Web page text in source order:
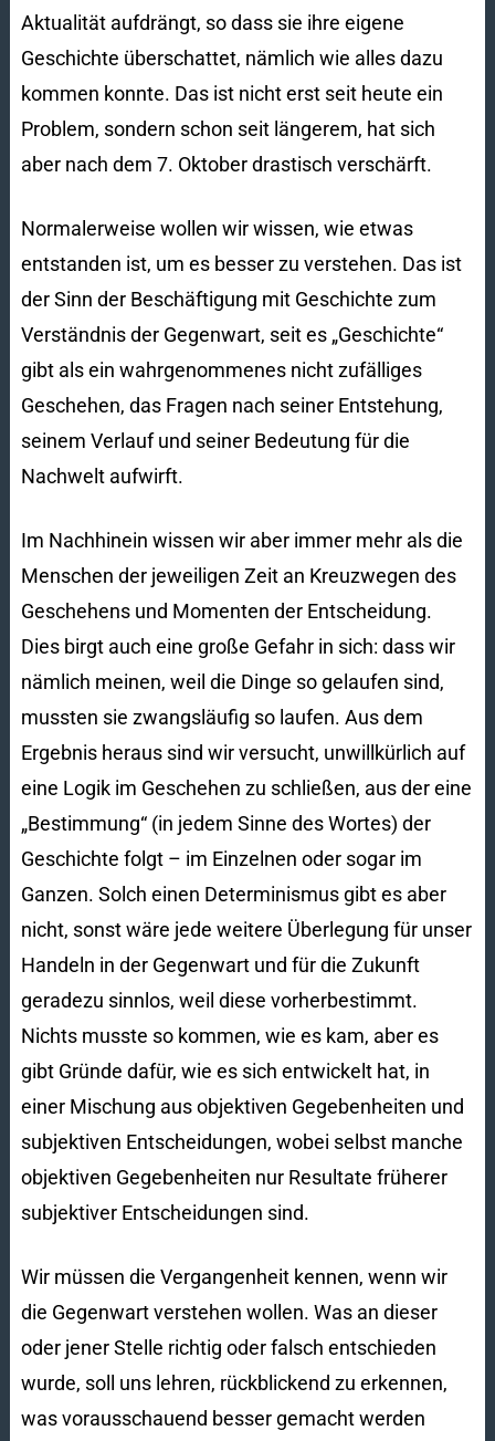
Aktualität aufdrängt, so dass sie ihre eigene
Geschichte überschattet, nämlich wie alles dazu
kommen konnte. Das ist nicht erst seit heute ein
Problem, sondern schon seit längerem, hat sich
aber nach dem 7. Oktober drastisch verschärft.
Normalerweise wollen wir wissen, wie etwas
entstanden ist, um es besser zu verstehen. Das ist
der Sinn der Beschäftigung mit Geschichte zum
Verständnis der Gegenwart, seit es „Geschichte“
gibt als ein wahrgenommenes nicht zufälliges
Geschehen, das Fragen nach seiner Entstehung,
seinem Verlauf und seiner Bedeutung für die
Nachwelt aufwirft.
Im Nachhinein wissen wir aber immer mehr als die
Menschen der jeweiligen Zeit an Kreuzwegen des
Geschehens und Momenten der Entscheidung.
Dies birgt auch eine große Gefahr in sich: dass wir
nämlich meinen, weil die Dinge so gelaufen sind,
mussten sie zwangsläufig so laufen. Aus dem
Ergebnis heraus sind wir versucht, unwillkürlich auf
eine Logik im Geschehen zu schließen, aus der eine
„Bestimmung“ (in jedem Sinne des Wortes) der
Geschichte folgt – im Einzelnen oder sogar im
Ganzen. Solch einen Determinismus gibt es aber
nicht, sonst wäre jede weitere Überlegung für unser
Handeln in der Gegenwart und für die Zukunft
geradezu sinnlos, weil diese vorherbestimmt.
Nichts musste so kommen, wie es kam, aber es
gibt Gründe dafür, wie es sich entwickelt hat, in
einer Mischung aus objektiven Gegebenheiten und
subjektiven Entscheidungen, wobei selbst manche
objektiven Gegebenheiten nur Resultate früherer
subjektiver Entscheidungen sind.
Wir müssen die Vergangenheit kennen, wenn wir
die Gegenwart verstehen wollen. Was an dieser
oder jener Stelle richtig oder falsch entschieden
wurde, soll uns lehren, rückblickend zu erkennen,
was vorausschauend besser gemacht werden